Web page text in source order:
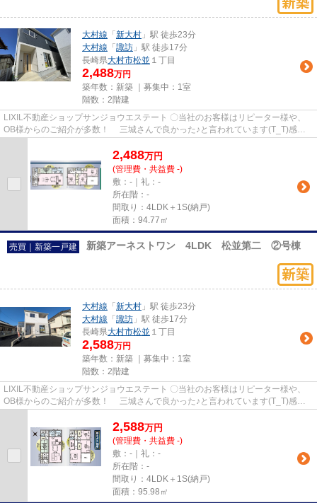
大村線 「 新大村 」駅 徒歩23分
大村線 「 諏訪 」駅 徒歩17分
長崎県大村市松並 １丁目
2,488万円
築年数：新築 ｜募集中： 1室
階数：2階建
LIXIL不動産ショップサンジョウエステート 〇当社のお客様はリピーター様や、
OB様からのご紹介が多数！ 三城さんで良かった♪と言われています(T_T)感動
2,488万円
(管理費・共益費 -)
敷：-｜礼：-
所在階：-
間取り：4LDK＋1S(納戸)
面積：94.77㎡
売買｜新築一戸建 新築アーネストワン 4LDK 松並第二 ②号棟
大村線 「 新大村 」駅 徒歩23分
大村線 「 諏訪 」駅 徒歩17分
長崎県大村市松並 １丁目
2,588万円
築年数：新築 ｜募集中： 1室
階数：2階建
LIXIL不動産ショップサンジョウエステート 〇当社のお客様はリピーター様や、
OB様からのご紹介が多数！ 三城さんで良かった♪と言われています(T_T)感動
2,588万円
(管理費・共益費 -)
敷：-｜礼：-
所在階：-
間取り：4LDK＋1S(納戸)
面積：95.98㎡